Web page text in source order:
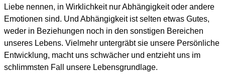
Liebe nennen, in Wirklichkeit nur Abhängigkeit oder andere
Emotionen sind. Und Abhängigkeit ist selten etwas Gutes,
weder in Beziehungen noch in den sonstigen Bereichen
unseres Lebens. Vielmehr untergräbt sie unsere Persönliche
Entwicklung, macht uns schwächer und entzieht uns im
schlimmsten Fall unsere Lebensgrundlage.